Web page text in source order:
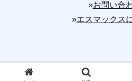
»お問い合
»エスマックス
Copyright © 2010-2026 S-